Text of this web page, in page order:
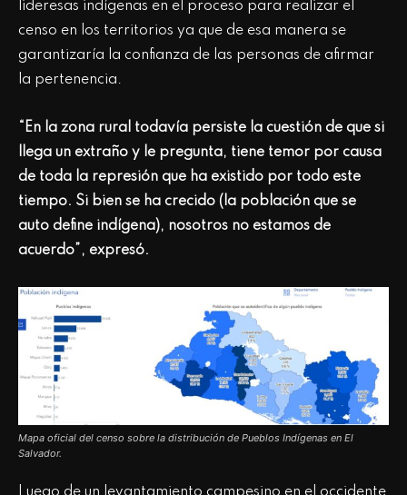
lideresas indígenas en el proceso para realizar el
censo en los territorios ya que de esa manera se
garantizaría la confianza de las personas de afirmar
la pertenencia.
“En la zona rural todavía persiste la cuestión de que si
llega un extraño y le pregunta, tiene temor por causa
de toda la represión que ha existido por todo este
tiempo. Si bien se ha crecido (la población que se
auto define indígena), nosotros no estamos de
acuerdo”, expresó.
Mapa oficial del censo sobre la distribución de Pueblos Indígenas en El
Salvador.